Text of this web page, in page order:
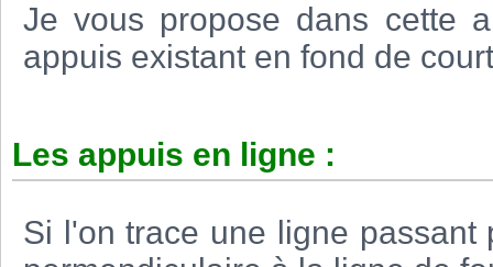
Je vous propose dans cette
appuis existant en fond de
Les appuis en ligne :
Si l'on trace une ligne